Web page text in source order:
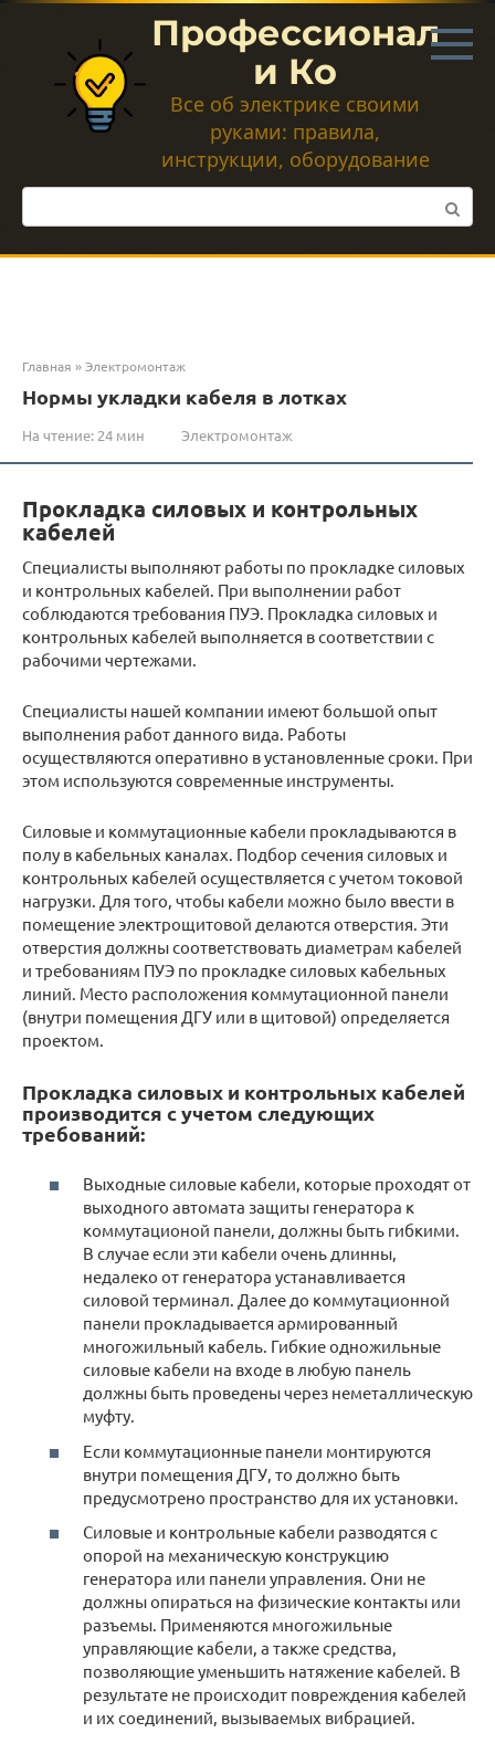
Перейти
контенту
Профессионал
и Ко
Все об электрике своими
руками: правила,
инструкции, оборудование
Поиск:
Главная »Электромонтаж
Нормы укладки кабеля в лотках
На чтение: 24 мин Электромонтаж
Прокладка силовых и контрольных
кабелей
Специалисты выполняют работы по прокладке силовых
и контрольных кабелей. При выполнении работ
соблюдаются требования ПУЭ. Прокладка силовых и
контрольных кабелей выполняется в соответствии с
рабочими чертежами.
Специалисты нашей компании имеют большой опыт
выполнения работ данного вида. Работы
осуществляются оперативно в установленные сроки. При
этом используются современные инструменты.
Силовые и коммутационные кабели прокладываются в
полу в кабельных каналах. Подбор сечения силовых и
контрольных кабелей осуществляется с учетом токовой
нагрузки. Для того, чтобы кабели можно было ввести в
помещение электрощитовой делаются отверстия. Эти
отверстия должны соответствовать диаметрам кабелей
и требованиям ПУЭ по прокладке силовых кабельных
линий. Место расположения коммутационной панели
(внутри помещения ДГУ или в щитовой) определяется
проектом.
Прокладка силовых и контрольных кабелей
производится с учетом следующих
требований:
Выходные силовые кабели, которые проходят от
выходного автомата защиты генератора к
коммутационой панели, должны быть гибкими.
В случае если эти кабели очень длинны,
недалеко от генератора устанавливается
силовой терминал. Далее до коммутационной
панели прокладывается армированный
многожильный кабель. Гибкие одножильные
силовые кабели на входе в любую панель
должны быть проведены через неметаллическую
муфту.
Если коммутационные панели монтируются
внутри помещения ДГУ, то должно быть
предусмотрено пространство для их установки.
Силовые и контрольные кабели разводятся с
опорой на механическую конструкцию
генератора или панели управления. Они не
должны опираться на физические контакты или
разъемы. Применяются многожильные
управляющие кабели, а также средства,
позволяющие уменьшить натяжение кабелей. В
результате не происходит повреждения кабелей
и их соединений, вызываемых вибрацией.